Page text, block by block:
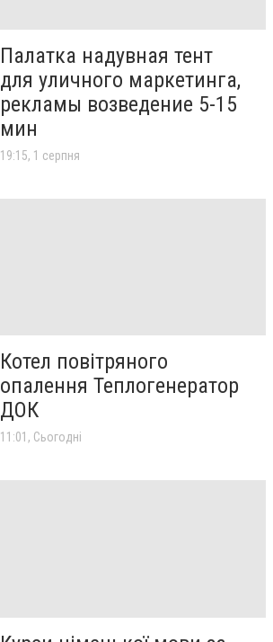
Палатка надувная тент
для уличного маркетинга,
рекламы возведение 5-15
мин
19:15, 1 серпня
Котел повітряного
опалення Теплогенератор
ДОК
11:01, Сьогодні